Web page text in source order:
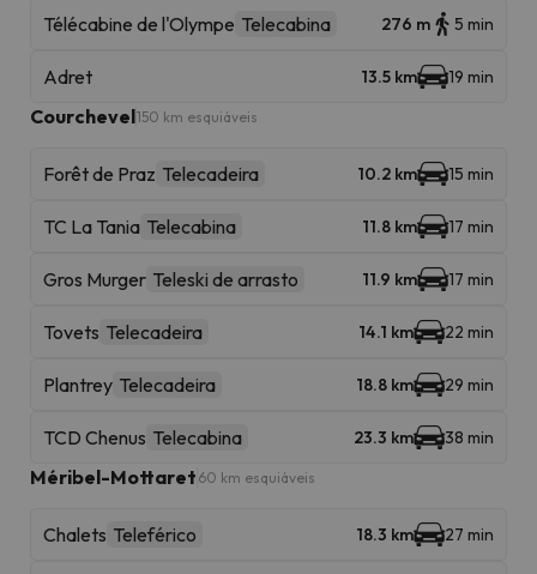
Télécabine de l'Olympe Telecabina 276 m 5 min
Adret 13.5 km 19 min
Courchevel150 km esquiáveis
Forêt de Praz Telecadeira 10.2 km 15 min
TC La Tania Telecabina 11.8 km 17 min
Gros Murger Teleski de arrasto 11.9 km 17 min
Tovets Telecadeira 14.1 km 22 min
Plantrey Telecadeira 18.8 km 29 min
TCD Chenus Telecabina 23.3 km 38 min
Méribel-Mottaret 60 km esquiáveis
Chalets Teleférico 18.3 km 27 min